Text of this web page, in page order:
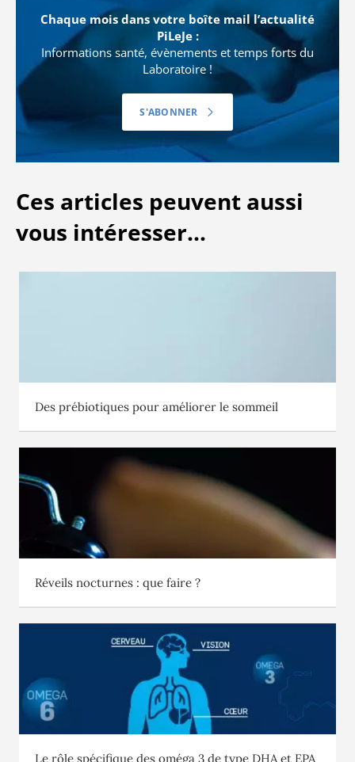
Chaque mois dans votre boîte mail l’actualité
PiLeJe :
Informations santé, évènements et temps forts du
Laboratoire !
S'ABONNER
Ces articles peuvent aussi
vous intéresser...
Des prébiotiques pour améliorer le sommeil
Réveils nocturnes : que faire ?
Le rôle spécifique des oméga 3 de type DHA et EPA